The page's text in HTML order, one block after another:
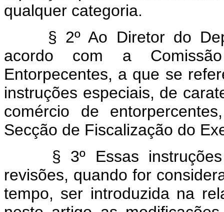
qualquer categoria.
§ 2º Ao Diretor do
acordo com a
Entorpecentes, a que se
instruções especiais, de
comércio de
Secção de Fiscalização do
§ 3º Essas instruções
revisões, quando for
tempo, ser introduzida na